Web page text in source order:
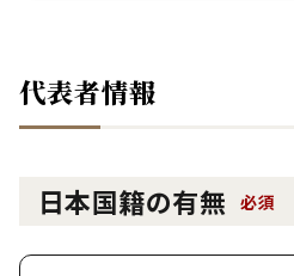
代表者情報
日本国籍の有無 必須